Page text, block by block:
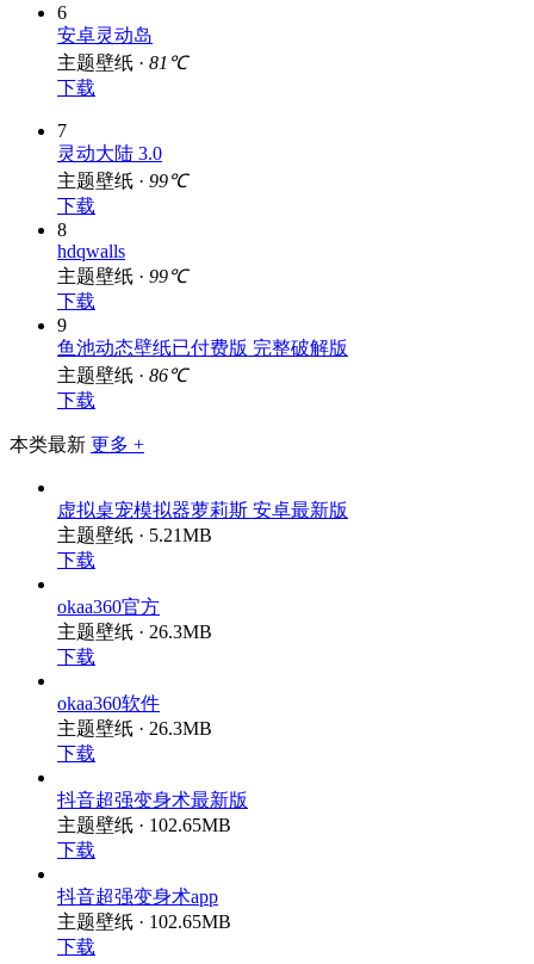
6
安卓灵动岛
主题壁纸 · 81℃
下载
7
灵动大陆 3.0
主题壁纸 · 99℃
下载
8
hdqwalls
主题壁纸 · 99℃
下载
9
鱼池动态壁纸已付费版 完整破解版
主题壁纸 · 86℃
下载
本类最新 更多 +
虚拟桌宠模拟器萝莉斯 安卓最新版
主题壁纸 · 5.21MB
下载
okaa360官方
主题壁纸 · 26.3MB
下载
okaa360软件
主题壁纸 · 26.3MB
下载
抖音超强变身术最新版
主题壁纸 · 102.65MB
下载
抖音超强变身术app
主题壁纸 · 102.65MB
下载